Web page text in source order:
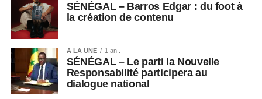
SÉNÉGAL – Barros Edgar : du foot à
la création de contenu
A LA UNE 1 an .
SÉNÉGAL – Le parti la Nouvelle
Responsabilité participera au
dialogue national